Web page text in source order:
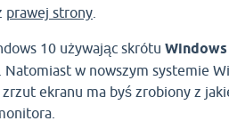
prawej strony
10 używając skrótu
Natomiast w nowszym systemie
ekranu ma byś zrobiony z